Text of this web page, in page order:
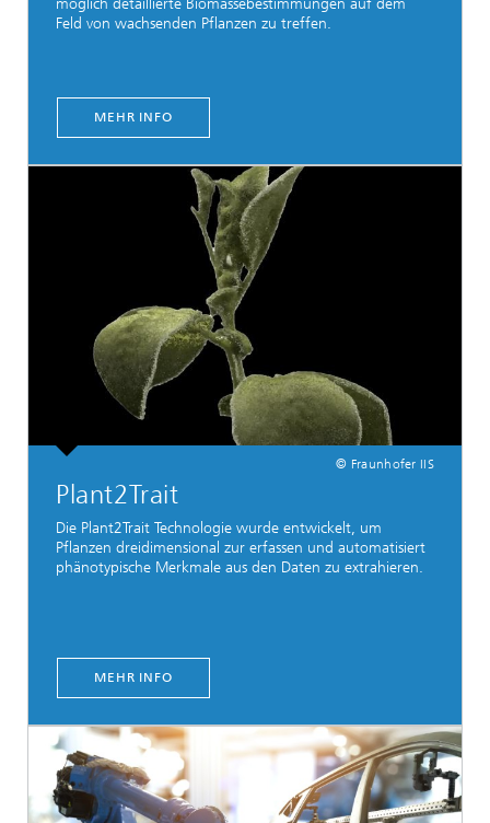
möglich detaillierte Biomassebestimmungen auf dem
Feld von wachsenden Pflanzen zu treffen.
MEHR INFO
© Fraunhofer IIS
Plant2Trait
Die Plant2Trait Technologie wurde entwickelt, um
Pflanzen dreidimensional zur erfassen und automatisiert
phänotypische Merkmale aus den Daten zu extrahieren.
MEHR INFO